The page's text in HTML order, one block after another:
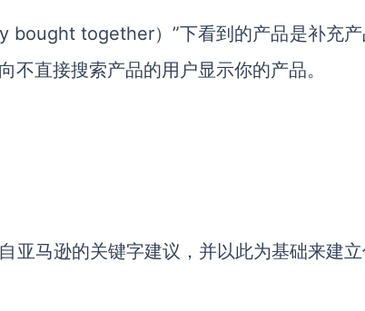
bought together）”下看到的产品是补充
直接搜索产品的用户显示你的产品。
亚马逊的关键字建议，并以此为基础来建